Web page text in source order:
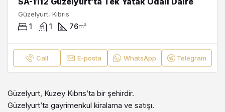
Güzelyurt, Kıbrıs
1 1 76m²
Call E-posta WhatsApp Telegram
Güzelyurt, Kuzey Kıbrıs’ta bir şehirdir.
Güzelyurt’ta gayrimenkul kiralama ve satışı.